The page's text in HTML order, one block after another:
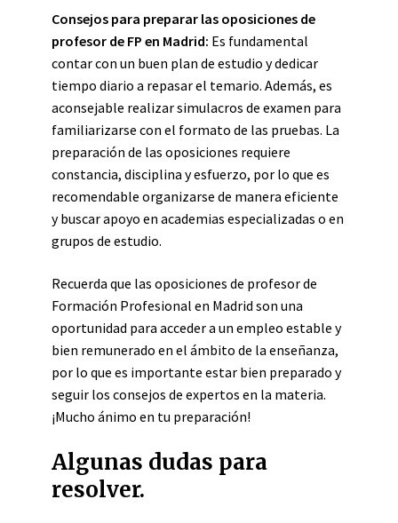
Consejos para preparar las oposiciones de
profesor de FP en Madrid: Es fundamental
contar con un buen plan de estudio y dedicar
tiempo diario a repasar el temario. Además, es
aconsejable realizar simulacros de examen para
familiarizarse con el formato de las pruebas. La
preparación de las oposiciones requiere
constancia, disciplina y esfuerzo, por lo que es
recomendable organizarse de manera eficiente
y buscar apoyo en academias especializadas o en
grupos de estudio.
Recuerda que las oposiciones de profesor de
Formación Profesional en Madrid son una
oportunidad para acceder a un empleo estable y
bien remunerado en el ámbito de la enseñanza,
por lo que es importante estar bien preparado y
seguir los consejos de expertos en la materia.
¡Mucho ánimo en tu preparación!
Algunas dudas para
resolver.